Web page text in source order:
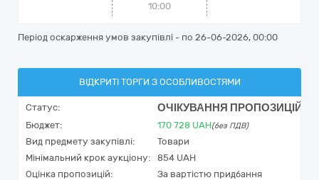
10:00
Період оскарження умов закупівлі - по 26-06-2026, 00:00
ВІДКРИТІ ТОРГИ З ОСОБЛИВОСТЯМИ
Статус: ОЧІКУВАННЯ ПРОПОЗИЦІЙ
Бюджет: 170 728 UAH(без ПДВ)
Вид предмету закупівлі:
Товари
Мінімальний крок аукціону:
854 UAH
Оцінка пропозицій:
За вартістю придбання